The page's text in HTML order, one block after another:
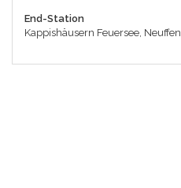
End-Station
Kappishäusern Feuersee, Neuffen